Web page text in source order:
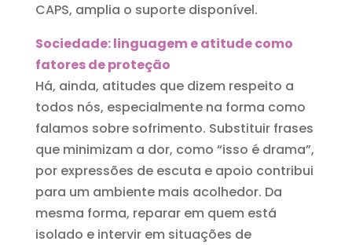
CAPS, amplia o suporte disponível.
Sociedade: linguagem e atitude como
fatores de proteção
Há, ainda, atitudes que dizem respeito a
todos nós, especialmente na forma como
falamos sobre sofrimento. Substituir frases
que minimizam a dor, como “isso é drama”,
por expressões de escuta e apoio contribui
para um ambiente mais acolhedor. Da
mesma forma, reparar em quem está
isolado e intervir em situações de